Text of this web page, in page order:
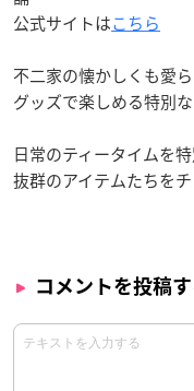
公式サイトはこちら
不二家の懐かしくも愛
グッズで楽しめる特別
日常のティータイムを
抜群のアイテムたちを
コメントを投稿す